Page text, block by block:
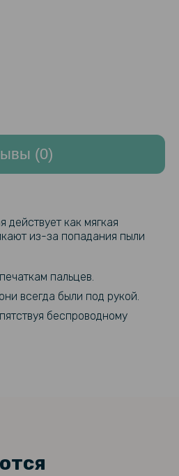
(0)
как мягкая
из-за попадания пыли
пальцев.
всегда были под рукой.
беспроводному